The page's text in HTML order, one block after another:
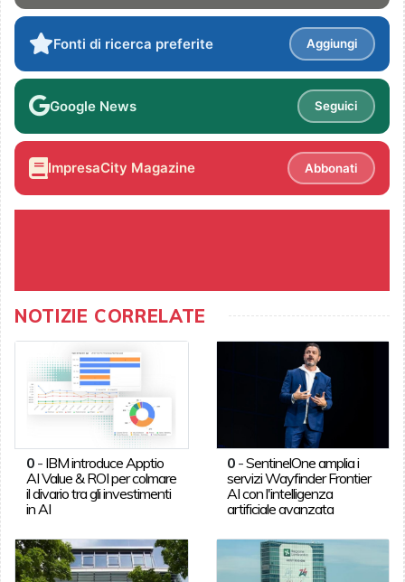
Fonti di ricerca preferite Aggiungi
Google News Seguici
ImpresaCity Magazine Abbonati
NOTIZIE CORRELATE
0- IBM introduce Apptio
AI Value & ROI per colmare
il divario tra gli investimenti
in AI
0 -SentinelOne amplia i
servizi Wayfinder Frontier
AI con l'intelligenza
artificiale avanzata